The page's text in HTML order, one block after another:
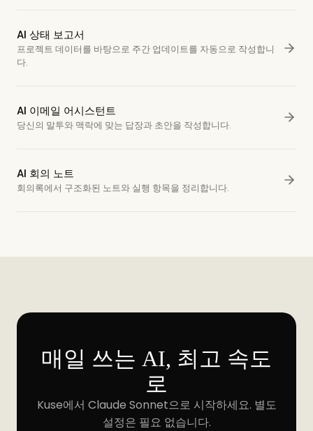
AI 상태 보고서
프로젝트 데이터를 바탕으로 주간 업데이트를 자동으로 작성합니
다.
AI 이메일 어시스턴트
당신의 말투와 맥락에 맞는 답장과 초안을 작성합니다.
AI 회의 노트
회의록에서 구조화된 노트와 실행 항목을 정리합니다.
매일 쓰는 AI, 최고 속도
로
Kuse에서 Claude Sonnet으로 시작하세요. 별도
설정은 필요 없습니다.